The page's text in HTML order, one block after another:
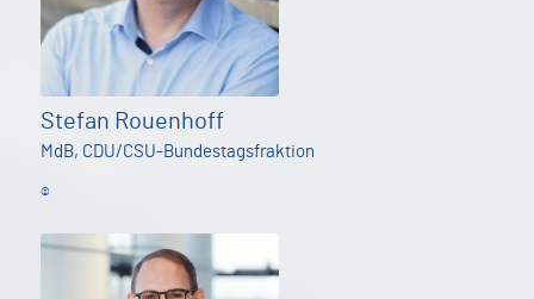
Stefan Rouenhoff
MdB, CDU/CSU-Bundestagsfraktion
©